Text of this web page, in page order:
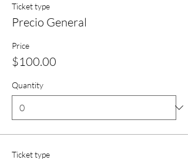
Ticket type
Precio General
Price
$100.00
Quantity
Ticket type